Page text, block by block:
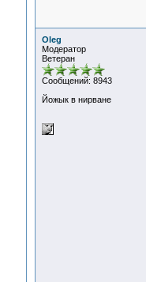
Oleg
Модератор
Ветеран
Сообщений: 8943
Йожык в нирване